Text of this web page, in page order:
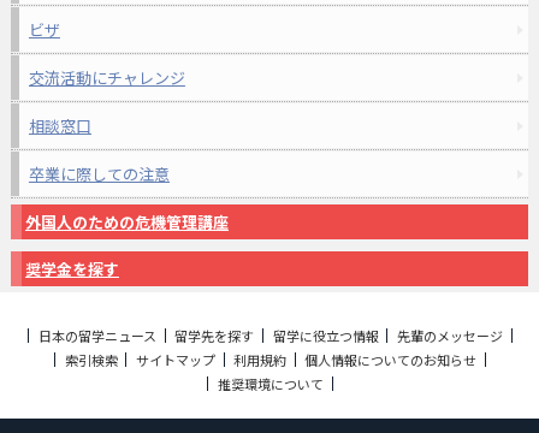
ビザ
交流活動にチャレンジ
相談窓口
卒業に際しての注意
外国人のための危機管理講座
奨学金を探す
日本の留学ニュース 留学先を探す 留学に役立つ情報
先輩のメッセージ
索引検索
サイトマップ 利用規約
個人情報についてのお知らせ
推奨環境について